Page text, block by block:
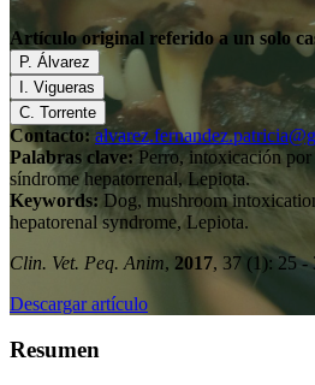
Artículo original referido a un solo
P. Álvarez
I. Vigueras
C. Torrente
Contacto:
Palabras clave: Perro, intoxicación por
síndrome hepatorrenal, Lepiota.
Keywords: Dog, mushroom
hepatorenal syndrome, Lepiota.
Clin. Vet. Peq. Anim, 2017, 37 (1): 25 -
Descargar artículo
Resumen